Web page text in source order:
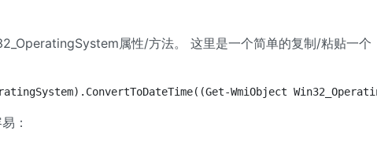
属性/方法。 这里是一个简单的复制/粘贴一个
WmiObject
：